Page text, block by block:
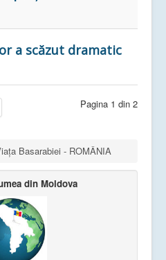
a scăzut dramatic
Pagina 1 din 2
Basarabiei - ROMÂNIA
din Moldova